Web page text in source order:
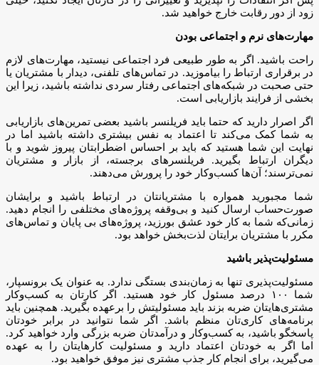
زود از دور رقابت خارج خواهید شد.
مهارت‌های نرم و اجتماعی بودن
راحت باشید. اگر به طور طبیعی فرد اجتماعی نیستید، مهارت‌های لازم
در برقراری ارتباط را بیاموزید. در تماس‌های تلفنی، دیدار با مشتریان یا
حتی صحبت در شبکه‌های اجتماعی رفتار سردی نداشته باشید، زیرا این
بخشی از فرایند بازاریابی است.
اگر اصرار دارید که حتما باید فریلنسر باشید بعضی تمرین‌های بازاریابی
به شما کمک می‌کند تا اعتماد به نفس بیشتری داشته باشید اما در
نهایت این شما هستید که باید بر احساس اضطرابتان پیروز شوید و با
دیگران ارتباط بگیرید. فریلنسرهای برجسته، از بازار و مشتریان
نمی‌ترسند؛ آن‌ها کسب‌وکار خود را پرورش می‌دهند.
شما مجبورید همواره با مشتریانتان در ارتباط باشید و برایشان
صورت‌حساب ارسال کنید و بی‌وقفه پروژه‌های مختلفی را انجام دهید.
زمانی‌که شما به کار خود عشق بورزید، پروژه‌های بی پایان و تماس‌های
مکرر با مشتریان برایتان لذت‌بخش خواهد بود.
مسئولیت‌پذیر باشید
مسئولیت‌پذیری تنها به زمان‌بندی بستگی ندارد. به عنوان یک برونسپار،
شما ۱۰۰ درصد مسئول کار خود هستید. اگر کارتان به کسب‌وکار
مشتری‌هایتان ضربه بزند باید مسئولیتش را برعهده بگیرید. همچنین باید
برنامه‌های کاری‌تان منظم باشد. اگر شما نتوانید در برابر خودتان
پاسخگو باشید، به کسب‌وکار و درآمدتان ضربه بزرگی وارد خواهید کرد.
اما اگر به خودتان اعتماد دارید و مسئولیت کارهایتان را به عهده
می‌گیرید، برای انجام کار جذب مشتری نیز موفق خواهید بود.